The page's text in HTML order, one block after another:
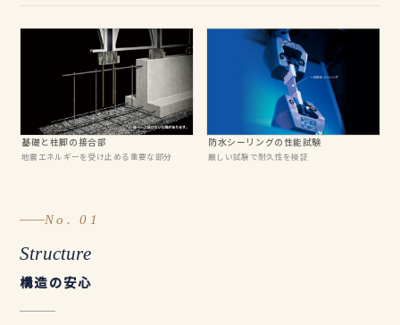
基礎と柱脚の接合部
地震エネルギーを受け止める重要な部分
防水シーリングの性能試験
厳しい試験で耐久性を検証
No. 01
Structure
構造の安心